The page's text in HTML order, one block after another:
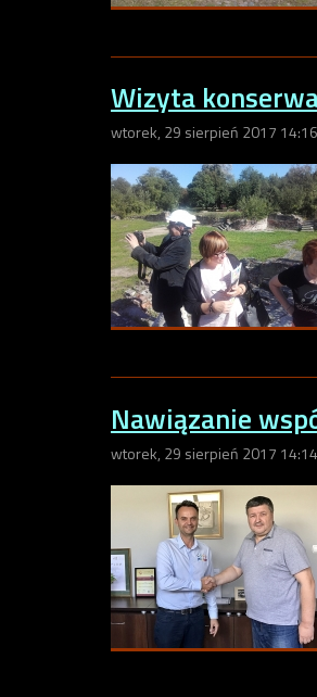
Wizyta
wtorek, 29 sierpień 2017 14:16
Nawiązanie
wtorek, 29 sierpień 2017 14:14